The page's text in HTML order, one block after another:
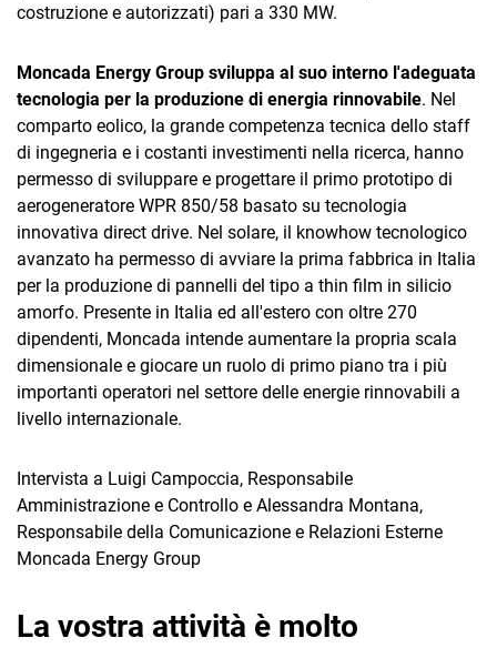
costruzione e autorizzati) pari a 330 MW.
Moncada Energy Group sviluppa al suo interno l'adeguata
tecnologia per la produzione di energia rinnovabile. Nel
comparto eolico, la grande competenza tecnica dello staff
di ingegneria e i costanti investimenti nella ricerca, hanno
permesso di sviluppare e progettare il primo prototipo di
aerogeneratore WPR 850/58 basato su tecnologia
innovativa direct drive. Nel solare, il knowhow tecnologico
avanzato ha permesso di avviare la prima fabbrica in Italia
per la produzione di pannelli del tipo a thin film in silicio
amorfo. Presente in Italia ed all'estero con oltre 270
dipendenti, Moncada intende aumentare la propria scala
dimensionale e giocare un ruolo di primo piano tra i più
importanti operatori nel settore delle energie rinnovabili a
livello internazionale.
Intervista a Luigi Campoccia, Responsabile
Amministrazione e Controllo e Alessandra Montana,
Responsabile della Comunicazione e Relazioni Esterne
Moncada Energy Group
La vostra attività è molto